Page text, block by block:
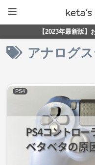
【2023年最新版
アナログ
PS4